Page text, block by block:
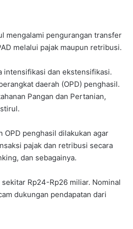
mengalami pengurangan transfer
melalui pajak maupun retribusi.
intensifikasi dan ekstensifikasi.
daerah (OPD) penghasil.
Pangan dan Pertanian,
OPD penghasil dilakukan agar
pajak dan retribusi secara
dan sebagainya.
Rp24-Rp26 miliar. Nominal
dukungan pendapatan dari